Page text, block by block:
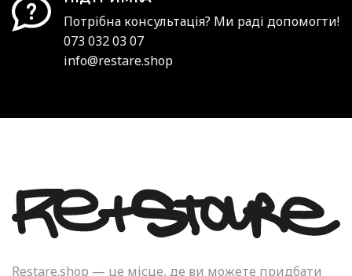
Потрібна консультація? Ми раді допомогти!
073 032 03 07
info@restare.shop
Restare.shop — це місце, де ви можете придбати